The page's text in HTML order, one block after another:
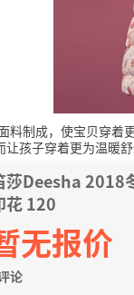
料制成，使宝贝穿
孩子穿着更为温暖舒
莎Deesha 2018
花 120
无报价
论